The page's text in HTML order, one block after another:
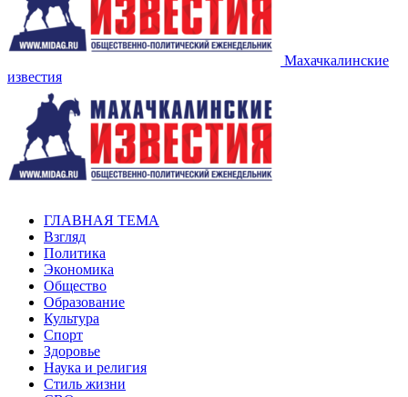
Махачкалинские
известия
ГЛАВНАЯ ТЕМА
Взгляд
Политика
Экономика
Общество
Образование
Культура
Спорт
Здоровье
Наука и религия
Стиль жизни